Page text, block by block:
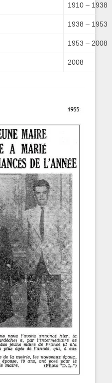
1910 – 1938
1938 – 1953
1953 – 2008
2008